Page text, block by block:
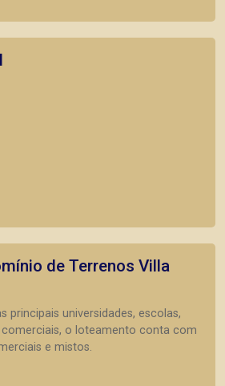
de Terrenos Villa
principais universidades, escolas,
o loteamento conta com
e mistos.